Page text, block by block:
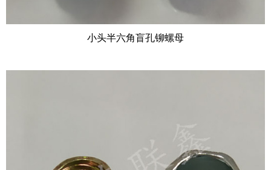
小头半六角盲孔铆螺母